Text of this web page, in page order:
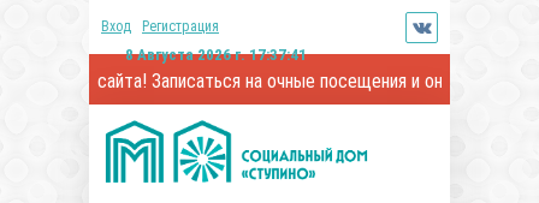
Вход Регистрация
8 Августа 2026 г. 17:37:42
сайта! Записаться на очные посещения и онлайн-